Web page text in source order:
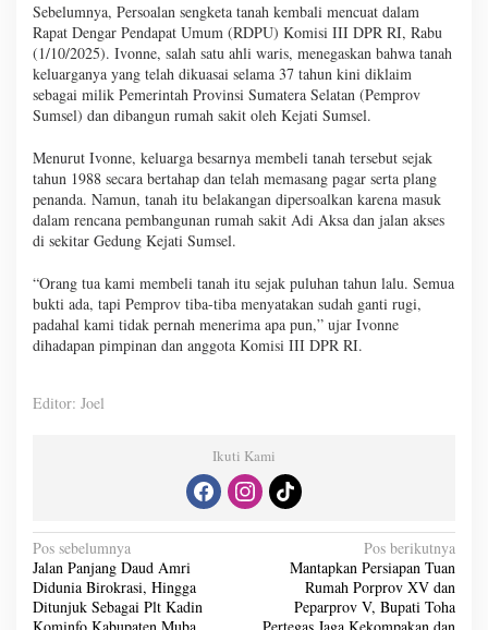
Sebelumnya, Persoalan sengketa tanah kembali mencuat dalam
Rapat Dengar Pendapat Umum (RDPU) Komisi III DPR RI, Rabu
(1/10/2025). Ivonne, salah satu ahli waris, menegaskan bahwa tanah
keluarganya yang telah dikuasai selama 37 tahun kini diklaim
sebagai milik Pemerintah Provinsi Sumatera Selatan (Pemprov
Sumsel) dan dibangun rumah sakit oleh Kejati Sumsel.
Menurut Ivonne, keluarga besarnya membeli tanah tersebut sejak
tahun 1988 secara bertahap dan telah memasang pagar serta plang
penanda. Namun, tanah itu belakangan dipersoalkan karena masuk
dalam rencana pembangunan rumah sakit Adi Aksa dan jalan akses
di sekitar Gedung Kejati Sumsel.
“Orang tua kami membeli tanah itu sejak puluhan tahun lalu. Semua
bukti ada, tapi Pemprov tiba-tiba menyatakan sudah ganti rugi,
padahal kami tidak pernah menerima apa pun,” ujar Ivonne
dihadapan pimpinan dan anggota Komisi III DPR RI.
Editor: Joel
Ikuti Kami
N
a
v
Pos sebelumnya
Jalan Panjang Daud Amri
Didunia Birokrasi, Hingga
Ditunjuk Sebagai Plt Kadin
Pos berikutnya
Mantapkan Persiapan Tuan
Rumah Porprov XV dan
Peparprov V, Bupati Toha